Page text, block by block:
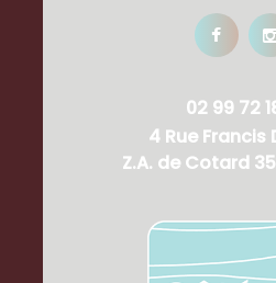
02 99 72
4 Rue Francis
Z.A. de Cotard